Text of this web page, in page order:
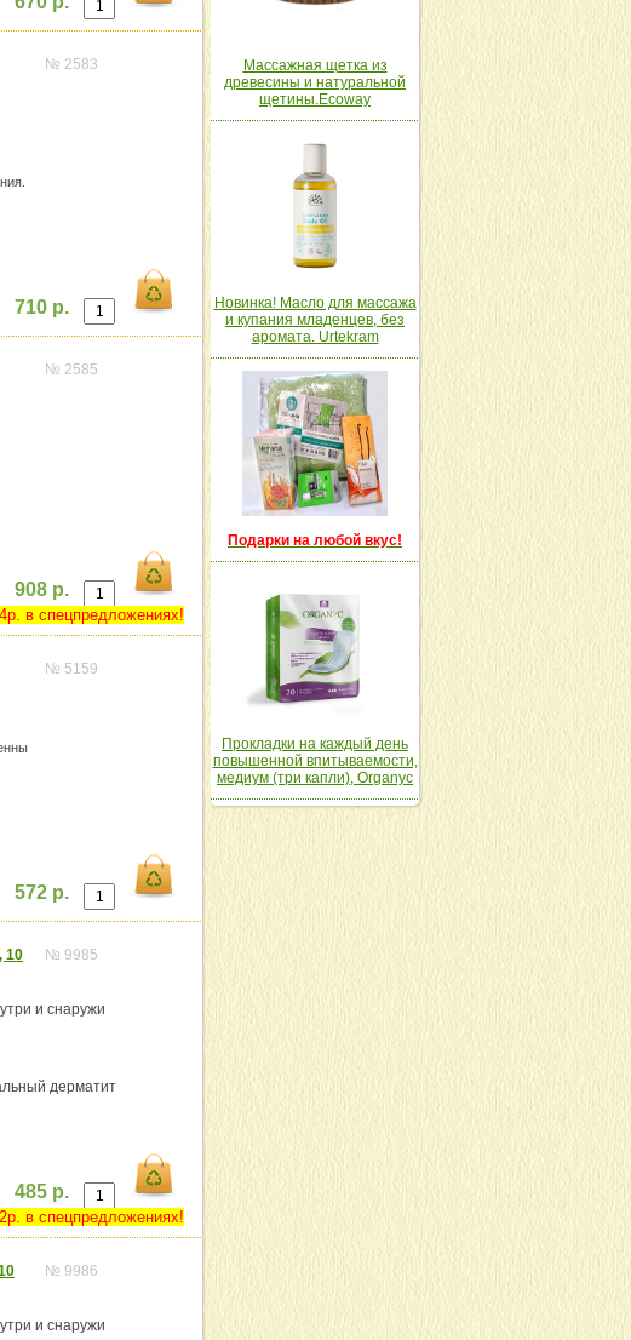
№ 2583
710 р.
№ 2585
908 р.
в спецпредложениях!
№ 5159
572 р.
10
№ 9985
и снаружи
дерматит
485 р.
в спецпредложениях!
№ 9986
и снаружи
Массажная щетка из
древесины и натуральной
щетины.Ecoway
Новинка! Масло для массажа
и купания младенцев, без
аромата. Urtekram
Подарки на любой вкус!
Прокладки на каждый день
повышенной впитываемости,
медиум (три капли), Organyc